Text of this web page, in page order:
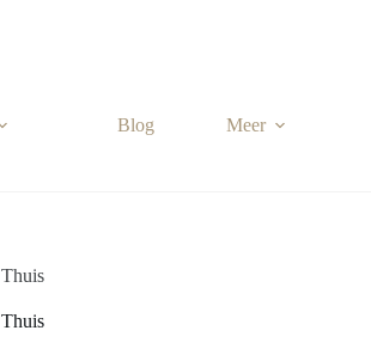
Blog Meer
Thuis
Thuis